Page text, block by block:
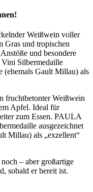
Weißwein voller
Gras und tropischen
und besondere
Silbermedaille
(ehemals Gault Millau) als
fruchtbetonter Weißwein
Apfel. Ideal für
zum Essen. PAULA
ausgezeichnet
Millau) als „exzellent“
– aber großartige
sobald er bereit ist.